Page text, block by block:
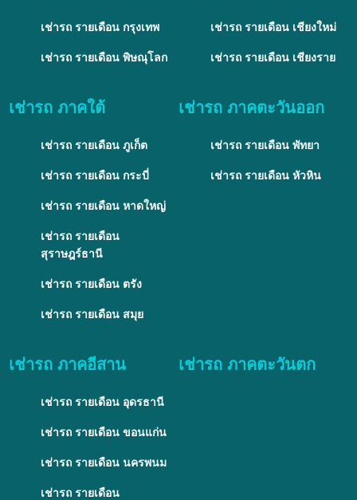
เช่ารถ รายเดือน กรุงเทพ
เช่ารถ รายเดือน พิษณุโลก
เช่ารถ รายเดือน เชียงใหม่
เช่ารถ รายเดือน เชียงราย
เช่ารถ ภาคใต้
เช่ารถ รายเดือน ภูเก็ต
เช่ารถ รายเดือน กระบี่
เช่ารถ รายเดือน หาดใหญ่
เช่ารถ รายเดือน
สุราษฎร์ธานี
เช่ารถ รายเดือน ตรัง
เช่ารถ รายเดือน สมุย
เช่ารถ ภาคตะวันออก
เช่ารถ รายเดือน พัทยา
เช่ารถ รายเดือน หัวหิน
เช่ารถ ภาคอีสาน
เช่ารถ รายเดือน อุดรธานี
เช่ารถ รายเดือน ขอนแก่น
เช่ารถ รายเดือน นครพนม
เช่ารถ รายเดือน
เช่ารถ ภาคตะวันตก